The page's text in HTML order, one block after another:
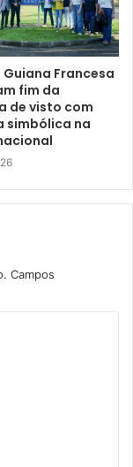
Francesa
fim da
de visto com
simbólica na
Campos